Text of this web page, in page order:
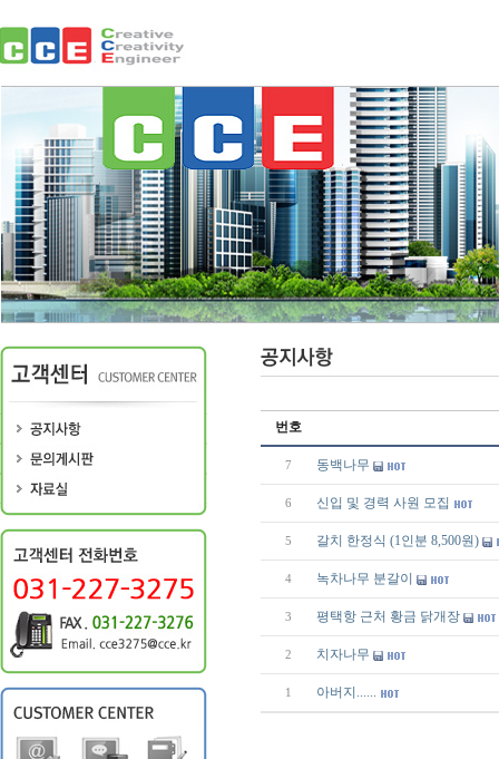
번호
7 동백나무
6 신입 및 경력 사원 모집
5 갈치 한정식 (1인분 8,500원)
4 녹차나무 분갈이
3 평택항 근처 황금 닭개장
2 치자나무
1 아버지......